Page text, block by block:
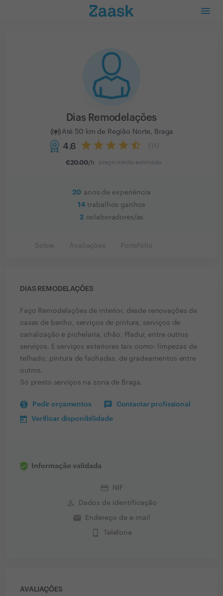
Dias Remodelações
Até 50 km de Região Norte, Braga
4.6 11
€20.00/h preço médio estimado
20 anos de experiência
14 trabalhos ganhos
2 colaboradores/as
Sobre Avaliações Portefólio
DIAS REMODELAÇÕES
Faço Remodelações de interior, desde renovações de
casas de banho, serviços de pintura, serviços de
canalização e pichelaria, chão, Pladur, entre outros
serviços. E serviços exteriores tais como: limpezas de
telhado, pintura de fachadas, de gradeamentos entre
outros.
Só presto serviços na zona de Braga.
Pedir orçamentos Contactar profissional
Verificar disponibilidade
Informação validada
credit_card NIF
perm_identity Dados de identificação
email Endereço de e-mail
phone_iphone Telefone
AVALIAÇÕES